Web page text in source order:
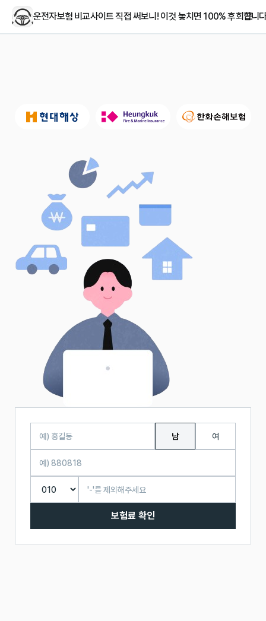
운전자보험 비교사이트 직접 써보니! 이것 놓치면 100% 후회합니
남 여
보험료 확인